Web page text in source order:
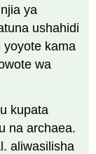
ya
ushahidi
yoyote kama
wa
kupata
na archaea.
aliwasilisha